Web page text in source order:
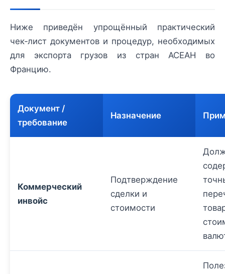
Ниже приведён упрощённый практический
чек‑лист документов и процедур, необходимых
для экспорта грузов из стран АСЕАН во
Францию.
Документ /
требование
Назначение
Коммерческий
инвойс
Подтверждение
сделки и
стоимости